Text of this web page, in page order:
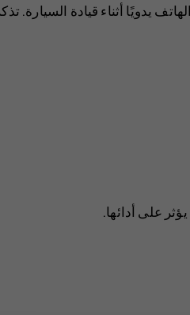
يدويًا أثناء قيادة
على أدائها.